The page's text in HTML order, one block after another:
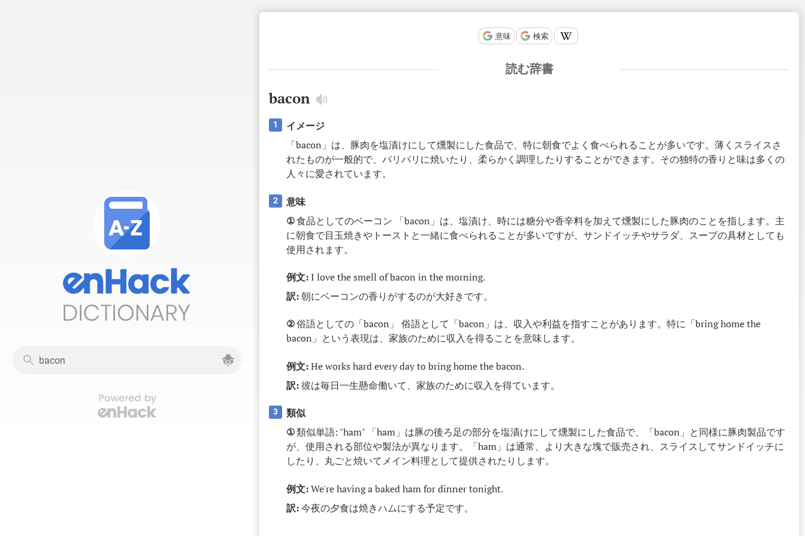
意味 検索
読む辞書
bacon
1
イメージ
「bacon」は、豚肉を塩漬けにして燻製にした食品で、特に朝食でよく食べられることが多いです。薄くスライスさ
れたものが一般的で、パリパリに焼いたり、柔らかく調理したりすることができます。その独特の香りと味は多くの
人々に愛されています。
2
意味
①食品としてのベーコン 「bacon」は、塩漬け、時には糖分や香辛料を加えて燻製にした豚肉のことを指します。主
に朝食で目玉焼きやトーストと一緒に食べられることが多いですが、サンドイッチやサラダ、スープの具材としても
使用されます。
例文:I love the smell of bacon in the morning.
訳:朝にベーコンの香りがするのが大好きです。
②俗語としての「bacon」 俗語として「bacon」は、収入や利益を指すことがあります。特に「bring home the
bacon」という表現は、家族のために収入を得ることを意味します。
例文:He works hard every day to bring home the bacon.
訳:彼は毎日一生懸命働いて、家族のために収入を得ています。
3
類似
①類似単語: "ham" 「ham」は豚の後ろ足の部分を塩漬けにして燻製にした食品で、「bacon」と同様に豚肉製品です
が、使用される部位や製法が異なります。「ham」は通常、より大きな塊で販売され、スライスしてサンドイッチに
したり、丸ごと焼いてメイン料理として提供されたりします。
例文:We're having a baked ham for dinner tonight.
訳:今夜の夕食は焼きハムにする予定です。